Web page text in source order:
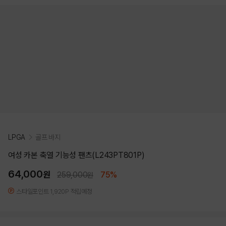
LPGA 골프 바지
여성 카본 축열 기능성 팬츠(L243PT801P)
64,000원 259,000원 75%
스타일포인트 1,920P 적립예정